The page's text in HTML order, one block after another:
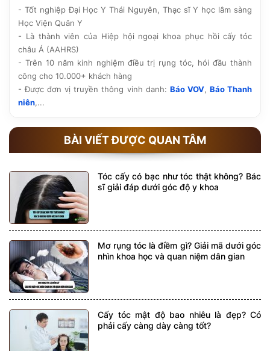
- Tốt nghiệp Đại Học Y Thái Nguyên, Thạc sĩ Y học lâm sàng
Học Viện Quân Y
- Là thành viên của Hiệp hội ngoại khoa phục hồi cấy tóc
châu Á (AAHRS)
- Trên 10 năm kinh nghiệm điều trị rụng tóc, hói đầu thành
công cho 10.000+ khách hàng
- Được đơn vị truyền thông vinh danh: Báo VOV, Báo Thanh
niên,...
BÀI VIẾT ĐƯỢC QUAN TÂM
Tóc cấy có bạc như tóc thật không? Bác
sĩ giải đáp dưới góc độ y khoa
Mơ rụng tóc là điềm gì? Giải mã dưới góc
nhìn khoa học và quan niệm dân gian
Cấy tóc mật độ bao nhiêu là đẹp? Có
phải cấy càng dày càng tốt?